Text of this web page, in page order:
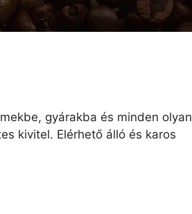
gyárakba és minden olyan
kivitel. Elérhető álló és karos